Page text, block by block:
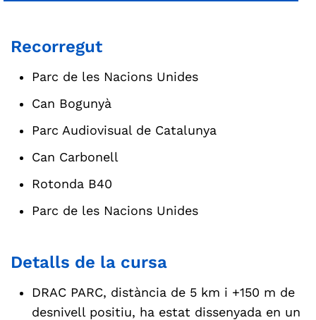
Recorregut
Parc de les Nacions Unides
Can Bogunyà
Parc Audiovisual de Catalunya
Can Carbonell
Rotonda B40
Parc de les Nacions Unides
Detalls de la cursa
DRAC PARC, distància de 5 km i +150 m de
desnivell positiu, ha estat dissenyada en un